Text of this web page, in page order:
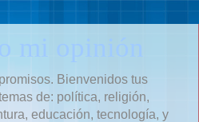
mi opinión
Bienvenidos tus
de: política, religión,
educación, tecnología, y